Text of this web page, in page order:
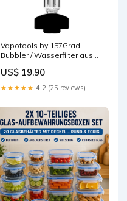
Vapotools by 157Grad
Bubbler / Wasserfilter aus
Hersteller_DAVINCI
US$ 19.90
★★★★★ 4.2 (25 reviews)